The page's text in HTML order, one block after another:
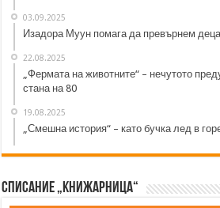
03.09.2025
Изадора Муун помага да превърнем
22.08.2025
„Фермата на животните“ – нечутото
стана на 80
19.08.2025
„Смешна история“ – като бучка лед в
Списание „Книжарница“